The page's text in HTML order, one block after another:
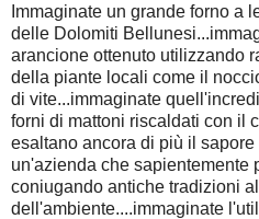
Immaginate un grande forno a
delle Dolomiti
arancione ottenuto utilizzando
della piante locali come il
di vite...immaginate
forni di mattoni riscaldati con il
esaltano ancora di più il
un'azienda che sapientemente
coniugando antiche tradizioni
dell'ambiente....immaginate